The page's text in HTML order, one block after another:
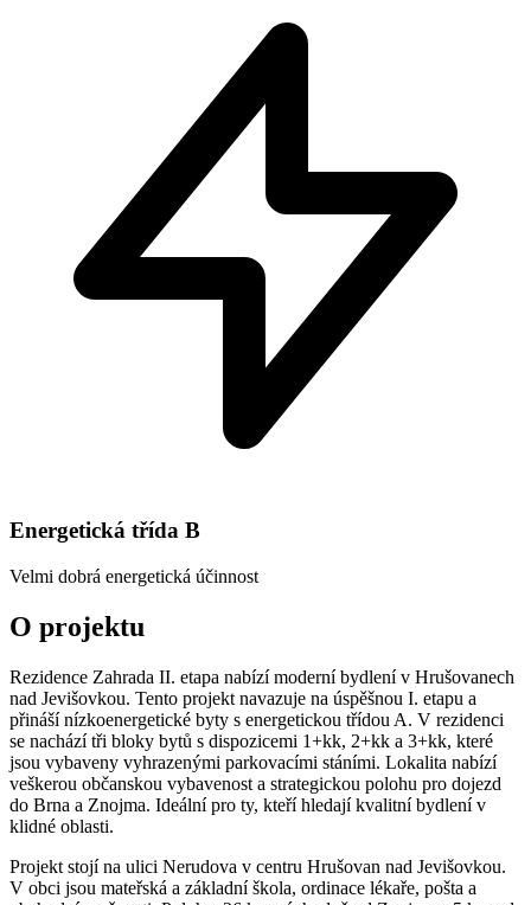
Energetická třída B
Velmi dobrá energetická účinnost
O projektu
Rezidence Zahrada II. etapa nabízí moderní bydlení v Hrušovanech
nad Jevišovkou. Tento projekt navazuje na úspěšnou I. etapu a
přináší nízkoenergetické byty s energetickou třídou A. V rezidenci
se nachází tři bloky bytů s dispozicemi 1+kk, 2+kk a 3+kk, které
jsou vybaveny vyhrazenými parkovacími stáními. Lokalita nabízí
veškerou občanskou vybavenost a strategickou polohu pro dojezd
do Brna a Znojma. Ideální pro ty, kteří hledají kvalitní bydlení v
klidné oblasti.
Projekt stojí na ulici Nerudova v centru Hrušovan nad Jevišovkou.
V obci jsou mateřská a základní škola, ordinace lékaře, pošta a